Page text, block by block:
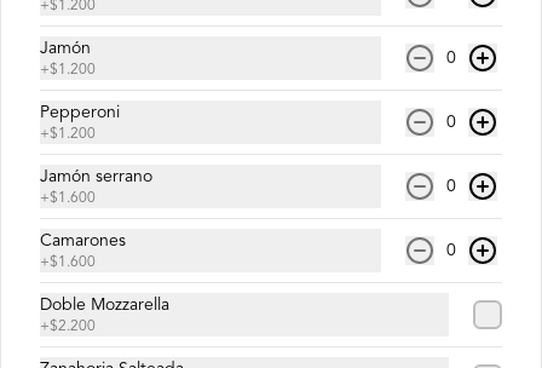
$6.600
Alto Jardín
Salsa de tomates, mozzarella, choclo,
zanahoria salteada con toque de cebolla,
champignones, orégano, aceite de oliva.
$9.800
+$1.200
Jamón
+$1.200
0
Pepperoni
+$1.200
0
Jamón serrano
+$1.600
0
Camarones
+$1.600
0
Doble Mozzarella
+$2.200